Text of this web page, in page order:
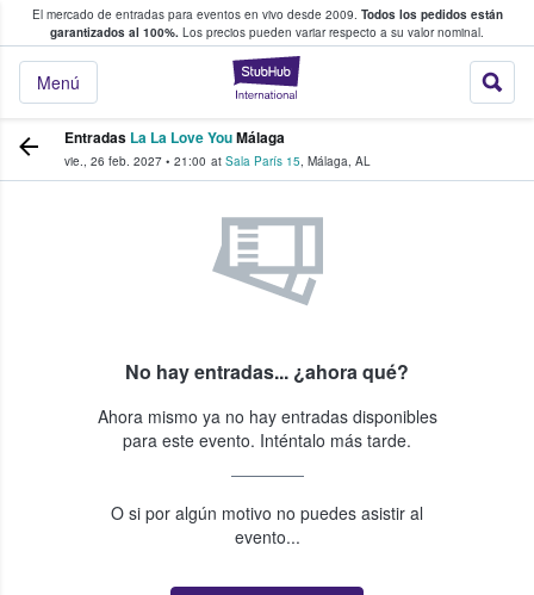
El mercado de entradas para eventos en vivo desde 2009. Todos los pedidos están
garantizados al 100%. Los precios pueden variar respecto a su valor nominal.
StubHub:
Menú
y venta de entradas entre fans
Entradas La La Love YouMálaga
vie., 26 feb. 2027 • 21:00 at Sala París 15, Málaga, AL
No hay entradas... ¿ahora qué?
Ahora mismo ya no hay entradas disponibles
para este evento. Inténtalo más tarde.
O si por algún motivo no puedes asistir al
evento...